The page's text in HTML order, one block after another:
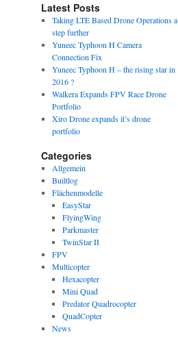
Latest Posts
Taking LTE Based Drone Operations a
step further
Yuneec Typhoon H Camera
Connection Fix
Yuneec Typhoon H – the rising star in
2016 ?
Walkera Expands FPV Race Drone
Portfolio
Xiro Drone expands it’s drone
portfolio
Categories
Allgemein
Builtlog
Flächenmodelle
EasyStar
FlyingWing
Parkmaster
TwinStar II
FPV
Multicopter
Hexacopter
Mini Quad
Predator Quadrocopter
QuadCopter
News